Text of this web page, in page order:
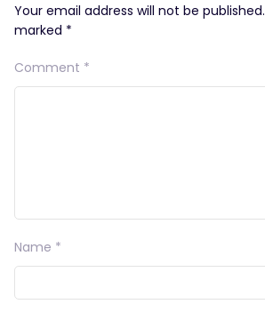
Your email address will not be published.
marked *
Comment *
Name *